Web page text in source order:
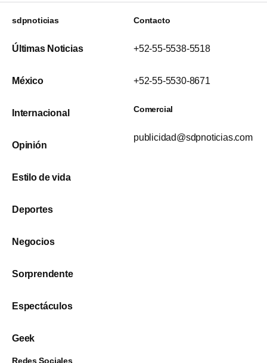
sdpnoticias
Últimas Noticias
México
Internacional
Opinión
Estilo de vida
Deportes
Negocios
Sorprendente
Espectáculos
Geek
Contacto
+52-55-5538-5518
+52-55-5530-8671
Comercial
publicidad@sdpnoticias.com
Redes Sociales